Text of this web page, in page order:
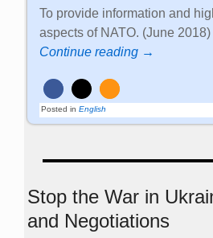
To provide information and
aspects of NATO. (June 2018)
Continue reading →
Posted in English
Stop the War in
and Negotiations